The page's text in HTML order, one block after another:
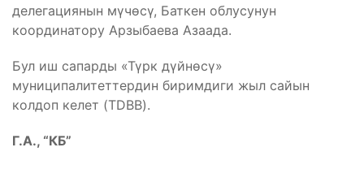
делегациянын мүчөсү, Баткен облусунун
координатору Арзыбаева Азаада.
Бул иш сапарды «Түрк дүйнөсү»
муниципалитеттердин биримдиги жыл сайын
колдоп келет (TDBB).
Г.А., “КБ”